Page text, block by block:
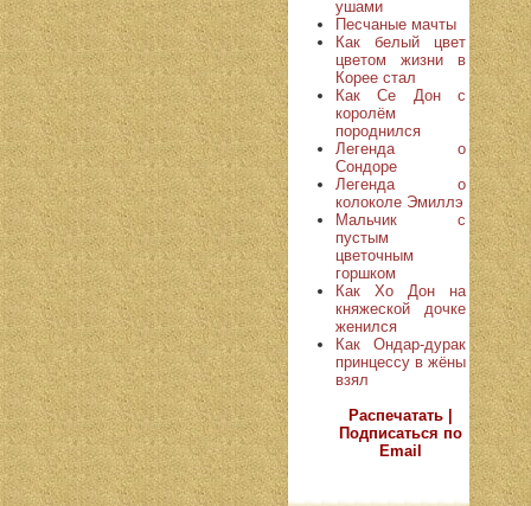
ушами
Песчаные мачты
Как белый цвет
цветом жизни в
Корее стал
Как Се Дон с
королём
породнился
Легенда о
Сондоре
Легенда о
колоколе Эмиллэ
Мальчик с
пустым
цветочным
горшком
Как Хо Дон на
княжеской дочке
женился
Как Ондар-дурак
принцессу в жёны
взял
Распечатать |
Подписаться по
Email